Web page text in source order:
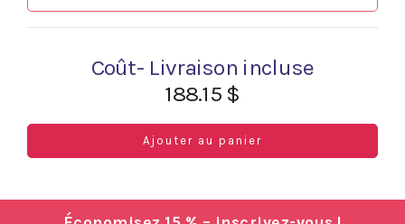
Coût- Livraison incluse
188.15 $
Ajouter au panier